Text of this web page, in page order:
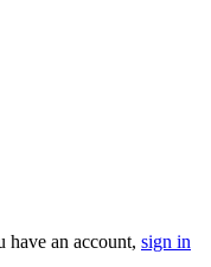
have an account, sign in